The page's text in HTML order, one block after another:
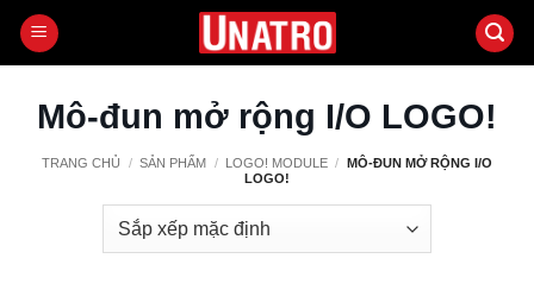
qua
dungMô-đun mở rộng I/O LOGO!
TRANG CHỦ / SẢN PHẨM / LOGO! MODULE /
MÔ-ĐUN MỞ RỘNG I/O
LOGO!